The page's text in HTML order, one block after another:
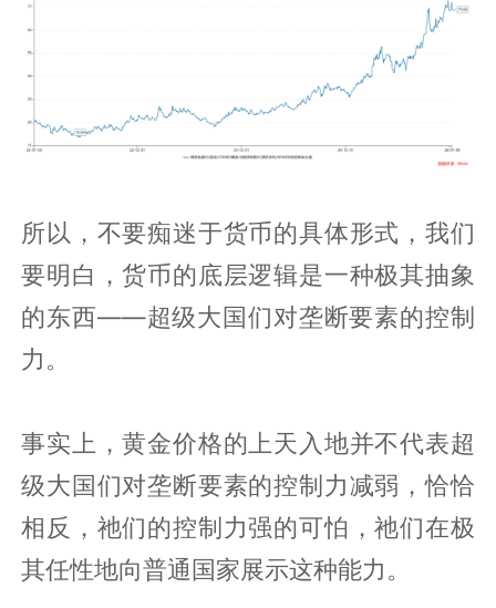
所以，不要痴迷于货币的具体形式，我们
要明白，货币的底层逻辑是一种极其抽象
的东西——超级大国们对垄断要素的控制
力。
事实上，黄金价格的上天入地并不代表超
级大国们对垄断要素的控制力减弱，恰恰
相反，祂们的控制力强的可怕，祂们在极
其任性地向普通国家展示这种能力。